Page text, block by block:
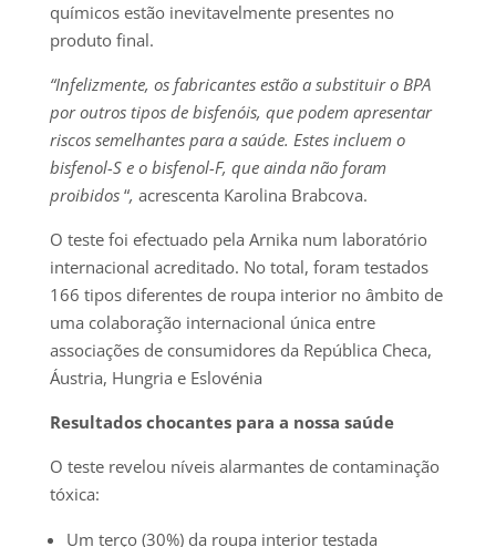
químicos estão inevitavelmente presentes no
produto final.
“Infelizmente, os fabricantes estão a substituir o BPA
por outros tipos de bisfenóis, que podem apresentar
riscos semelhantes para a saúde. Estes incluem o
bisfenol-S e o bisfenol-F, que ainda não foram
proibidos“, acrescenta Karolina Brabcova.
O teste foi efectuado pela Arnika num laboratório
internacional acreditado. No total, foram testados
166 tipos diferentes de roupa interior no âmbito de
uma colaboração internacional única entre
associações de consumidores da República Checa,
Áustria, Hungria e Eslovénia
Resultados chocantes para a nossa saúde
O teste revelou níveis alarmantes de contaminação
tóxica:
Um terço (30%) da roupa interior testada